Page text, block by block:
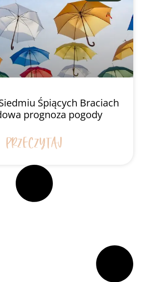
Śpiących Braciach
prognoza pogody
PRZECZYTAJ